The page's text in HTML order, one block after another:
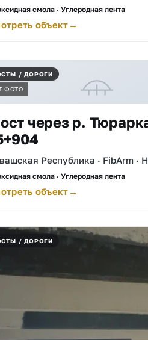
смола · Углеродная лента
объект
/ ДОРОГИ
ФОТО
через р.
Республика · FibArm ·
смола · Углеродная лента
объект
/ ДОРОГИ